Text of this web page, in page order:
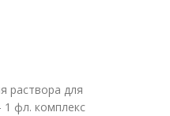
раствора для
фл. комплекс